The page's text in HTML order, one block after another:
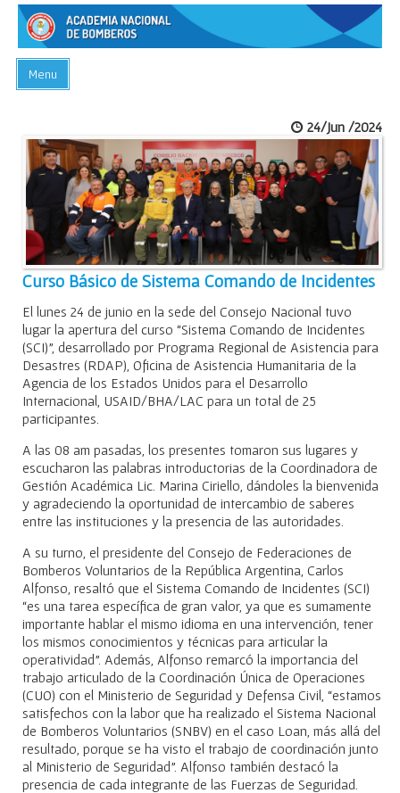
Menu
ACADEMIA
PREGUNTAS FRECUENTES
BIBLIOTECA
EVENTOS
CONTACTO
24/Jun /2024
Curso Básico de Sistema Comando de Incidentes
El lunes 24 de junio en la sede del Consejo Nacional tuvo
lugar la apertura del curso “Sistema Comando de Incidentes
(SCI)”, desarrollado por Programa Regional de Asistencia para
Desastres (RDAP), Oficina de Asistencia Humanitaria de la
Agencia de los Estados Unidos para el Desarrollo
Internacional, USAID/BHA/LAC para un total de 25
participantes.
A las 08 am pasadas, los presentes tomaron sus lugares y
escucharon las palabras introductorias de la Coordinadora de
Gestión Académica Lic. Marina Ciriello, dándoles la bienvenida
y agradeciendo la oportunidad de intercambio de saberes
entre las instituciones y la presencia de las autoridades.
A su turno, el presidente del Consejo de Federaciones de
Bomberos Voluntarios de la República Argentina, Carlos
Alfonso, resaltó que el Sistema Comando de Incidentes (SCI)
“es una tarea específica de gran valor, ya que es sumamente
importante hablar el mismo idioma en una intervención, tener
los mismos conocimientos y técnicas para articular la
operatividad”. Además, Alfonso remarcó la importancia del
trabajo articulado de la Coordinación Única de Operaciones
(CUO) con el Ministerio de Seguridad y Defensa Civil, “estamos
satisfechos con la labor que ha realizado el Sistema Nacional
de Bomberos Voluntarios (SNBV) en el caso Loan, más allá del
resultado, porque se ha visto el trabajo de coordinación junto
al Ministerio de Seguridad”. Alfonso también destacó la
presencia de cada integrante de las Fuerzas de Seguridad.